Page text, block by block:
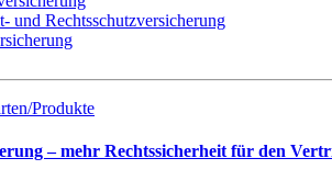
und Rechtsschutzversicherung
Produkte
– mehr Rechtssicherheit für den